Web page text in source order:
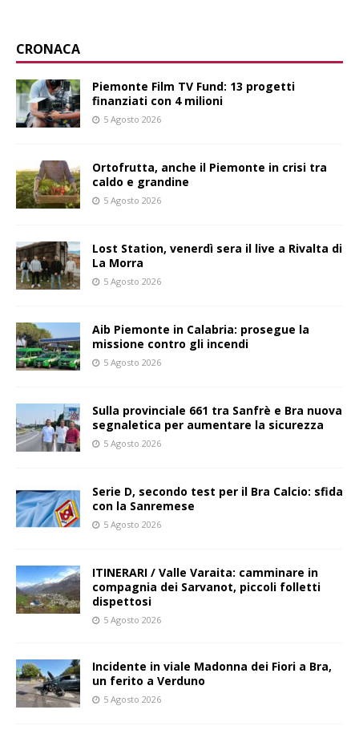
CRONACA
Piemonte Film TV Fund: 13 progetti
finanziati con 4 milioni
5 Agosto 2026
Ortofrutta, anche il Piemonte in crisi tra
caldo e grandine
5 Agosto 2026
Lost Station, venerdì sera il live a Rivalta di
La Morra
5 Agosto 2026
Aib Piemonte in Calabria: prosegue la
missione contro gli incendi
5 Agosto 2026
Sulla provinciale 661 tra Sanfrè e Bra nuova
segnaletica per aumentare la sicurezza
5 Agosto 2026
Serie D, secondo test per il Bra Calcio: sfida
con la Sanremese
5 Agosto 2026
ITINERARI / Valle Varaita: camminare in
compagnia dei Sarvanot, piccoli folletti
dispettosi
5 Agosto 2026
Incidente in viale Madonna dei Fiori a Bra,
un ferito a Verduno
5 Agosto 2026